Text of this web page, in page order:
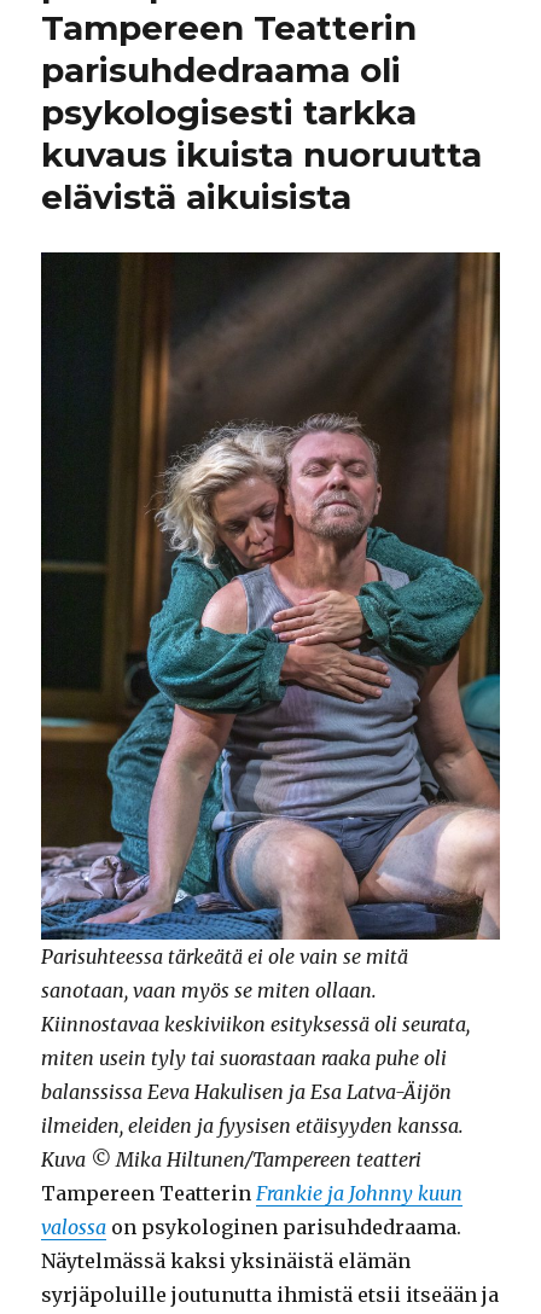
Tampereen Teatterin
parisuhdedraama oli
psykologisesti tarkka
kuvaus ikuista nuoruutta
elävistä aikuisista
Parisuhteessa tärkeätä ei ole vain se mitä
sanotaan, vaan myös se miten ollaan.
Kiinnostavaa keskiviikon esityksessä oli seurata,
miten usein tyly tai suorastaan raaka puhe oli
balanssissa Eeva Hakulisen ja Esa Latva-Äijön
ilmeiden, eleiden ja fyysisen etäisyyden kanssa.
Kuva © Mika Hiltunen/Tampereen teatteri
Tampereen Teatterin Frankie ja Johnny kuun
valossa on psykologinen parisuhdedraama.
Näytelmässä kaksi yksinäistä elämän
syrjäpoluille joutunutta ihmistä etsii itseään ja